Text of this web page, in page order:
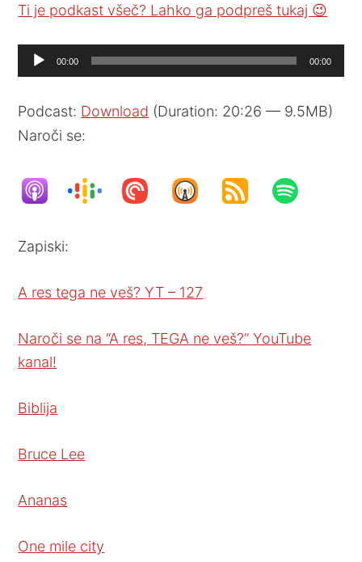
Ti je podkast všeč? Lahko ga podpreš tukaj 😉
Audio
Player
00:00 00:00
Podcast: Download (Duration: 20:26 — 9.5MB)
Naroči se:
Zapiski:
A res tega ne veš? YT – 127
Naroči se na “A res, TEGA ne veš?” YouTube
kanal!
Biblija
Bruce Lee
Ananas
One mile city